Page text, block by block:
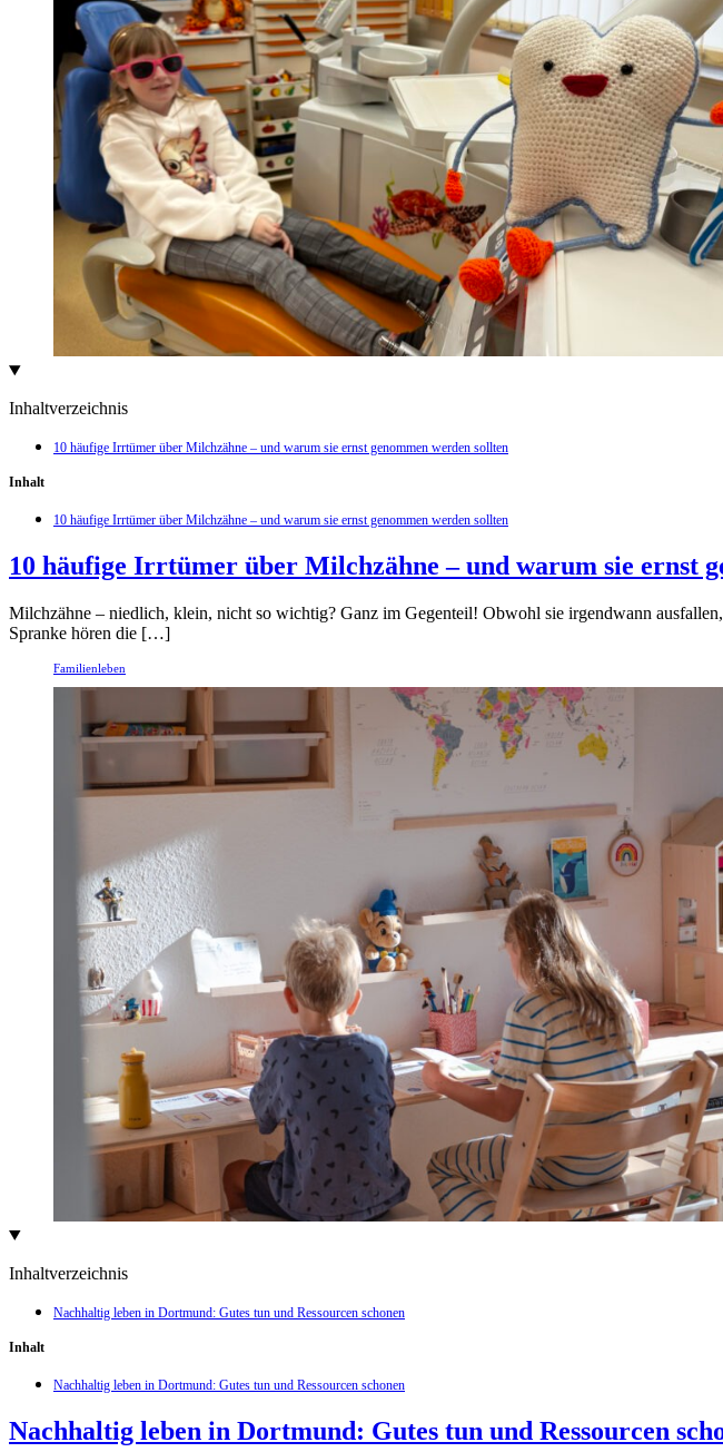
Inhaltverzeichnis
10 häufige Irrtümer über Milchzähne – und warum sie ernst genommen werden sollten
Inhalt
10 häufige Irrtümer über Milchzähne – und warum sie ernst genommen werden sollten
10 häufige Irrtümer über Milchzähne – und warum sie ernst
Milchzähne – niedlich, klein, nicht so wichtig? Ganz im Gegenteil! Obwohl sie irgendwann
Spranke hören die […]
Familienleben
Inhaltverzeichnis
Nachhaltig leben in Dortmund: Gutes tun und Ressourcen schonen
Inhalt
Nachhaltig leben in Dortmund: Gutes tun und Ressourcen schonen
Nachhaltig leben in Dortmund: Gutes tun und Ressourcen